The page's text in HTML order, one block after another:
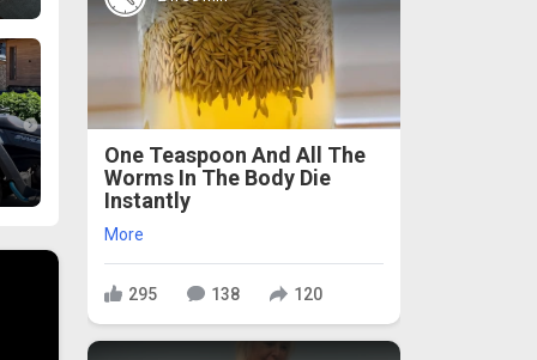
One Teaspoon And All The
Worms In The Body Die
Instantly
More
295 138 120